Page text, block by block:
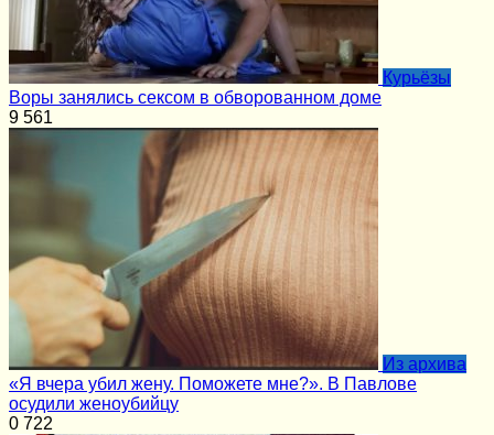
Курьёзы
Воры занялись сексом в обворованном доме
9 561
Из архива
«Я вчера убил жену. Поможете мне?». В Павлове
осудили женоубийцу
0 722